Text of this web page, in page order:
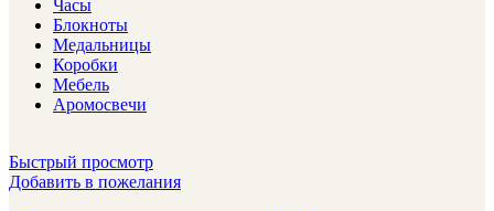
Часы
Блокноты
Медальницы
Коробки
Мебель
Аромосвечи
Быстрый просмотр
Добавить в пожелания